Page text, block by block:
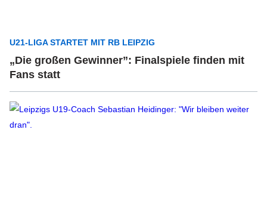
U21-LIGA STARTET MIT RB LEIPZIG
„Die großen Gewinner”: Finalspiele finden mit
Fans statt